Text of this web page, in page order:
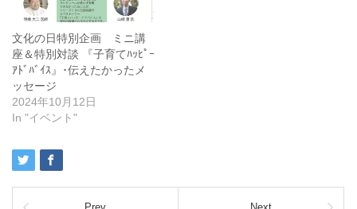
文化の日特別企画 ミニ講
座＆特別対談 『子育てﾊｯﾋﾟｰ
ｱﾄﾞﾊﾞｲｽ』･伝えたかったメ
ッセージ
2024年10月12日
In "イベント"